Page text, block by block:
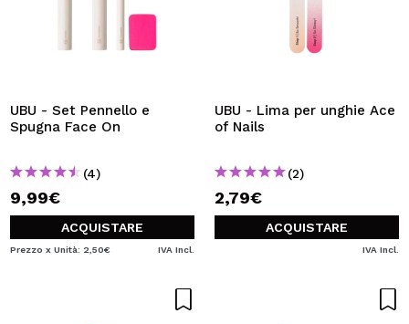
UBU - Set Pennello e
Spugna Face On
(4)
9,99€
ACQUISTARE
Prezzo x Unità: 2,50€ IVA Incl.
UBU - Lima per unghie Ace
of Nails
(2)
2,79€
ACQUISTARE
IVA Incl.